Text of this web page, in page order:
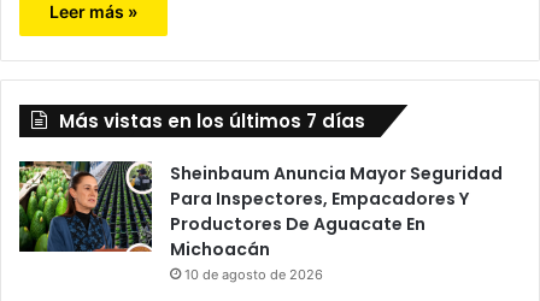
Leer más »
Más vistas en los últimos 7 días
Sheinbaum Anuncia Mayor Seguridad
Para Inspectores, Empacadores Y
Productores De Aguacate En
Michoacán
10 de agosto de 2026